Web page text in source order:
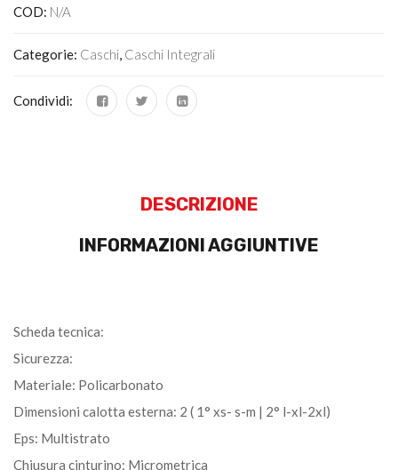
COD: N/A
Categorie: Caschi, Caschi Integrali
Condividi:
DESCRIZIONE
INFORMAZIONI AGGIUNTIVE
Scheda tecnica:
Sicurezza:
Materiale: Policarbonato
Dimensioni calotta esterna: 2 ( 1° xs- s-m | 2° l-xl-2xl)
Eps: Multistrato
Chiusura cinturino: Micrometrica